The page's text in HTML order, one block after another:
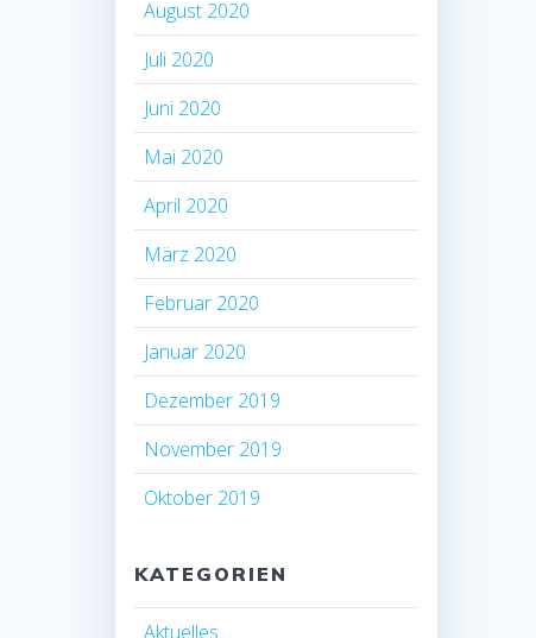
August 2020
Juli 2020
Juni 2020
Mai 2020
April 2020
März 2020
Februar 2020
Januar 2020
Dezember 2019
November 2019
Oktober 2019
KATEGORIEN
Aktuelles